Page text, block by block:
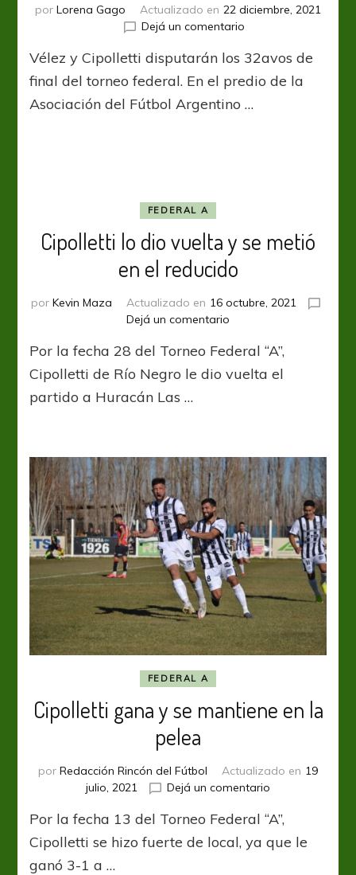
por Lorena Gago Actualizado en 22 diciembre, 2021
Dejá un comentarioen
rival
en
Copa
Vélez y Cipolletti disputarán los 32avos de
final del torneo federal. En el predio de la
Asociación del Fútbol Argentino …
FEDERAL A
Cipolletti lo dio vuelta y se metió
en el reducido
por Kevin Maza Actualizado en 16 octubre, 2021
Dejá un comentario
lo
dio
el
reducido
Por la fecha 28 del Torneo Federal “A”,
Cipolletti de Río Negro le dio vuelta el
partido a Huracán Las …
FEDERAL A
Cipolletti gana y se mantiene en la
pelea
por Redacción Rincón del Fútbol Actualizado en 19
julio, 2021
Dejá un comentario
gana
y
se
Por la fecha 13 del Torneo Federal “A”,
Cipolletti se hizo fuerte de local, ya que le
ganó 3-1 a …